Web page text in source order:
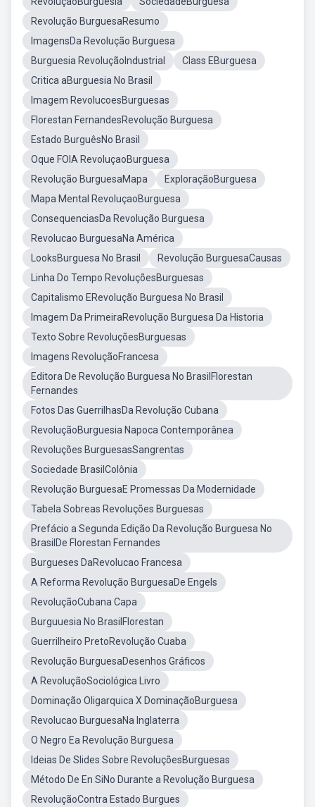
Revolução BurguesaResumo
ImagensDa Revolução Burguesa
Burguesia RevoluçãoIndustrial
Class EBurguesa
Critica aBurguesia No Brasil
Imagem RevolucoesBurguesas
Florestan FernandesRevolução Burguesa
Estado BurguêsNo Brasil
Oque FOIA RevoluçaoBurguesa
Revolução BurguesaMapa
ExploraçãoBurguesa
Mapa Mental RevoluçaoBurguesa
ConsequenciasDa Revolução Burguesa
Revolucao BurguesaNa América
LooksBurguesa No Brasil
Revolução BurguesaCausas
Linha Do Tempo RevoluçõesBurguesas
Capitalismo ERevolução Burguesa No Brasil
Imagem Da PrimeiraRevolução Burguesa Da Historia
Texto Sobre RevoluçõesBurguesas
Imagens RevoluçãoFrancesa
Editora De Revolução Burguesa No BrasilFlorestan
Fernandes
Fotos Das GuerrilhasDa Revolução Cubana
RevoluçãoBurguesia Napoca Contemporânea
Revoluções BurguesasSangrentas
Sociedade BrasilColônia
Revolução BurguesaE Promessas Da Modernidade
Tabela Sobreas Revoluções Burguesas
Prefácio a Segunda Edição Da Revolução Burguesa No
BrasilDe Florestan Fernandes
Burgueses DaRevolucao Francesa
A Reforma Revolução BurguesaDe Engels
RevoluçãoCubana Capa
Burguuesia No BrasilFlorestan
Guerrilheiro PretoRevolução Cuaba
Revolução BurguesaDesenhos Gráficos
A RevoluçãoSociológica Livro
Dominação Oligarquica X DominaçãoBurguesa
Revolucao BurguesaNa Inglaterra
O Negro Ea Revolução Burguesa
Ideias De Slides Sobre RevoluçõesBurguesas
Método De En SiNo Durante a Revolução Burguesa
RevoluçãoContra Estado Burgues